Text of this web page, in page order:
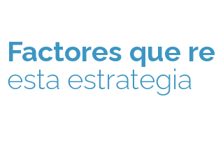
Factores que
esta estrategia